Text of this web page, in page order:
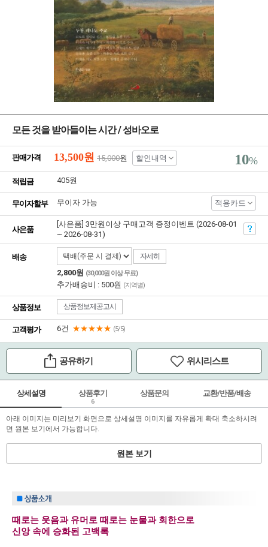
모든 것을 받아들이는 시간 / 성바오로
판매가격 13,500원 15,000원 할인내역 10%
적립금 405원
무이자할부 무이자 가능 적용카드
사은품
[사은품] 3만원이상 구매고객 증정이벤트 (2026-08-01
~ 2026-08-31)
배송 자세히
2,800원 (30,000원 이상 무료)
추가배송비 : 500원 (지역별)
상품정보 상품정보제공고시
고객평가 6건 ★★★★★ (5/5)
공유하기 위시리스트
상세설명 상품후기
6
상품문의 교환/반품/배송
아래 이미지는 미리보기 화면으로 상세설명 이미지를 자유롭게 확대 축소하시려
면 원본 보기에서 가능합니다.
원본 보기
때로는 웃음과 유머로 때로는 눈물과 회한으로
신앙 속에 승화된 고백록